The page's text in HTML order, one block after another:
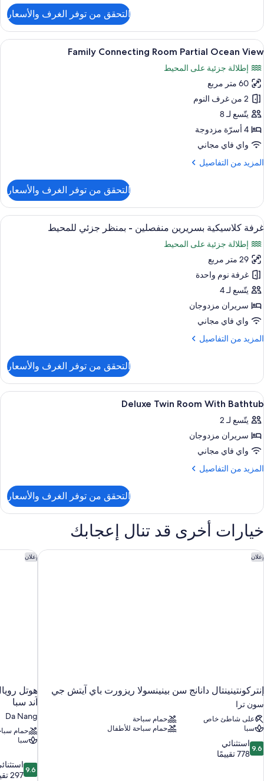
غرفة
ديلوكس
ثلاثية
بمنظر
جزئي
للمحيط
التحقق من توفر الغرف والأسعار
استعراض
جميع
صور
Family
Connecting
Room
Partial
Ocean
View
أغطية فراش متميزة وأسرّة بإسفنج
4
Family Connecting Room Partial Ocean View
إطلالة جزئية على المحيط
60 متر مربع
2 من غرف النوم
يتّسع لـ 8
4 أسرّة مزدوجة
واي فاي مجاني
المزيد من التفاصيل
المزيد
Family
Connecting
Room
Partial
Ocean
View
التحقق من توفر الغرف والأسعار
استعراض
جميع
صور
غرفة
كلاسيكية
بسريرين
منفصلين
-
بمنظر
جزئي
أغطية فراش متميزة وأسرّة بإسفنج
5
غرفة كلاسيكية بسريرين منفصلين - بمنظر جزئي للمحيط
إطلالة جزئية على المحيط
29 متر مربع
غرفة نوم واحدة
يتّسع لـ 4
سريران مزدوجان
واي فاي مجاني
المزيد من التفاصيل
المزيد
غرفة
كلاسيكية
بسريرين
-
بمنظر
للمحيط
التحقق من توفر الغرف والأسعار
استعراض
جميع
صور
Deluxe
Twin
Room
أغطية فراش متميزة وأسرّة بإسفنج
4
Deluxe Twin Room With Bathtub
يتّسع لـ 2
سريران مزدوجان
واي فاي مجاني
المزيد من التفاصيل
المزيد
Deluxe
Room
With
Bathtub
التحقق من توفر الغرف والأسعار
خيارات أخرى قد تنال إعجابك
إعلان
إنتركونتينينتال دانانج سن بينينسولا ريزورت باي آيتش جي
سون ترا
على شاطئ خاص
حمام سباحة
سبا
حمام سباحة للأطفال
9.6
من
9.6 استثنائي
778 تقييمًا
إنتركونتينينتال دانانج سن بينينسولا ريزورت باي آيتش جي إعلان
هوتل
آند سبا
Da Nang
حمام
سبا
9.6
من
9.6
297 تقييمًا
هوتل